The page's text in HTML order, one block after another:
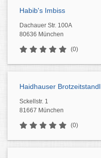
Habib's Imbiss
Dachauer Str. 100A
80636 München
(0)
Haidhauser Brotzeitstandl
Sckellstr. 1
81667 München
(0)